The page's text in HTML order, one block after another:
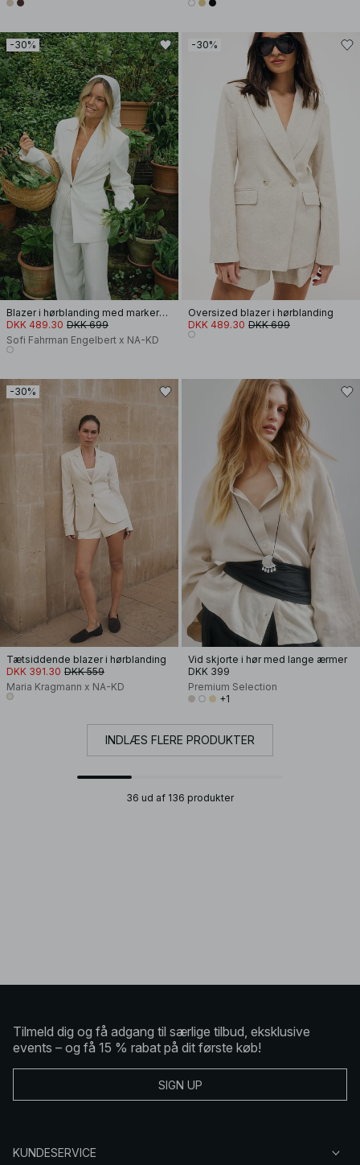
-30%
Blazer i hørblanding med markeret talje
DKK 489.30 DKK 699
Sofi Fahrman Engelbert x NA-KD
-30%
Oversized blazer i hørblanding
DKK 489.30 DKK 699
-30%
Tætsiddende blazer i hørblanding
DKK 391.30 DKK 559
Maria Kragmann x NA-KD
Vid skjorte i hør med lange ærmer
DKK 399
Premium Selection
+1
INDLÆS FLERE PRODUKTER
36 ud af 136 produkter
Tilmeld dig og få adgang til særlige tilbud, eksklusive
events – og få 15 % rabat på dit første køb!
SIGN UP
KUNDESERVICE